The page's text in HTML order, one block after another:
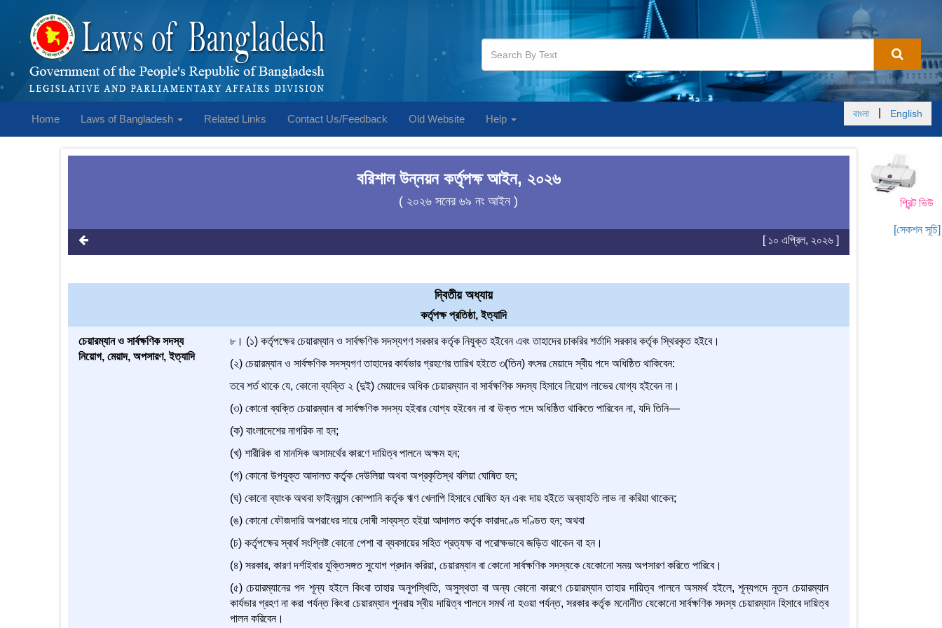
Home Laws of Bangladesh Related Links Contact Us/Feedback Old Website Help বাংলা English
প্রিন্ট ভিউ
[সেকশন সূচি]
বরিশাল উন্নয়ন কর্তৃপক্ষ আইন, ২০২৬
( ২০২৬ সনের ৬৯ নং আইন )
[ ১০ এপ্রিল, ২০২৬ ]
দ্বিতীয় অধ্যায়
কর্তৃপক্ষ প্রতিষ্ঠা, ইত্যাদি
চেয়ারম্যান ও সার্বক্ষণিক সদস্য
নিয়োগ, মেয়াদ, অপসারণ, ইত্যাদি
৮। (১) কর্তৃপক্ষের চেয়ারম্যান ও সার্বক্ষণিক সদস্যগণ সরকার কর্তৃক নিযুক্ত হইবেন এবং তাহাদের চাকরির শর্তাদি সরকার কর্তৃক স্থিরকৃত হইবে।
(২) চেয়ারম্যান ও সার্বক্ষণিক সদস্যগণ তাহাদের কার্যভার গ্রহণের তারিখ হইতে ৩(তিন) বৎসর মেয়াদে স্বীয় পদে অধিষ্ঠিত থাকিবেন:
তবে শর্ত থাকে যে, কোনো ব্যক্তি ২ (দুই) মেয়াদের অধিক চেয়ারম্যান বা সার্বক্ষণিক সদস্য হিসাবে নিয়োগ লাভের যোগ্য হইবেন না।
(৩) কোনো ব্যক্তি চেয়ারম্যান বা সার্বক্ষণিক সদস্য হইবার যোগ্য হইবেন না বা উক্ত পদে অধিষ্ঠিত থাকিতে পারিবেন না, যদি তিনি—
(ক) বাংলাদেশের নাগরিক না হন;
(খ) শারীরিক বা মানসিক অসামর্থের কারণে দায়িত্ব পালনে অক্ষম হন;
(গ) কোনো উপযুক্ত আদালত কর্তৃক দেউলিয়া অথবা অপ্রকৃতিস্থ বলিয়া ঘোষিত হন;
(ঘ) কোনো ব্যাংক অথবা ফাইন্যান্স কোম্পানি কর্তৃক ঋণ খেলাপি হিসাবে ঘোষিত হন এবং দায় হইতে অব্যাহতি লাভ না করিয়া থাকেন;
(ঙ) কোনো ফৌজদারি অপরাধের দায়ে দোষী সাব্যস্ত হইয়া আদালত কর্তৃক কারাদণ্ডে দণ্ডিত হন; অথবা
(চ) কর্তৃপক্ষের স্বার্থ সংশ্লিষ্ট কোনো পেশা বা ব্যবসায়ের সহিত প্রত্যক্ষ বা পরোক্ষভাবে জড়িত থাকেন বা হন।
(৪) সরকার, কারণ দর্শাইবার যুক্তিসঙ্গত সুযোগ প্রদান করিয়া, চেয়ারম্যান বা কোনো সার্বক্ষণিক সদস্যকে যেকোনো সময় অপসারণ করিতে পারিবে।
(৫) চেয়ারম্যানের পদ শূন্য হইলে কিংবা তাহার অনুপস্থিতি, অসুস্থতা বা অন্য কোনো কারণে চেয়ারম্যান তাহার দায়িত্ব পালনে অসমর্থ হইলে, শূন্যপদে নূতন চেয়ারম্যান
কার্যভার গ্রহণ না করা পর্যন্ত কিংবা চেয়ারম্যান পুনরায় স্বীয় দায়িত্ব পালনে সমর্থ না হওয়া পর্যন্ত, সরকার কর্তৃক মনোনীত যেকোনো সার্বক্ষণিক সদস্য চেয়ারম্যান হিসাবে দায়িত্ব
পালন করিবেন।